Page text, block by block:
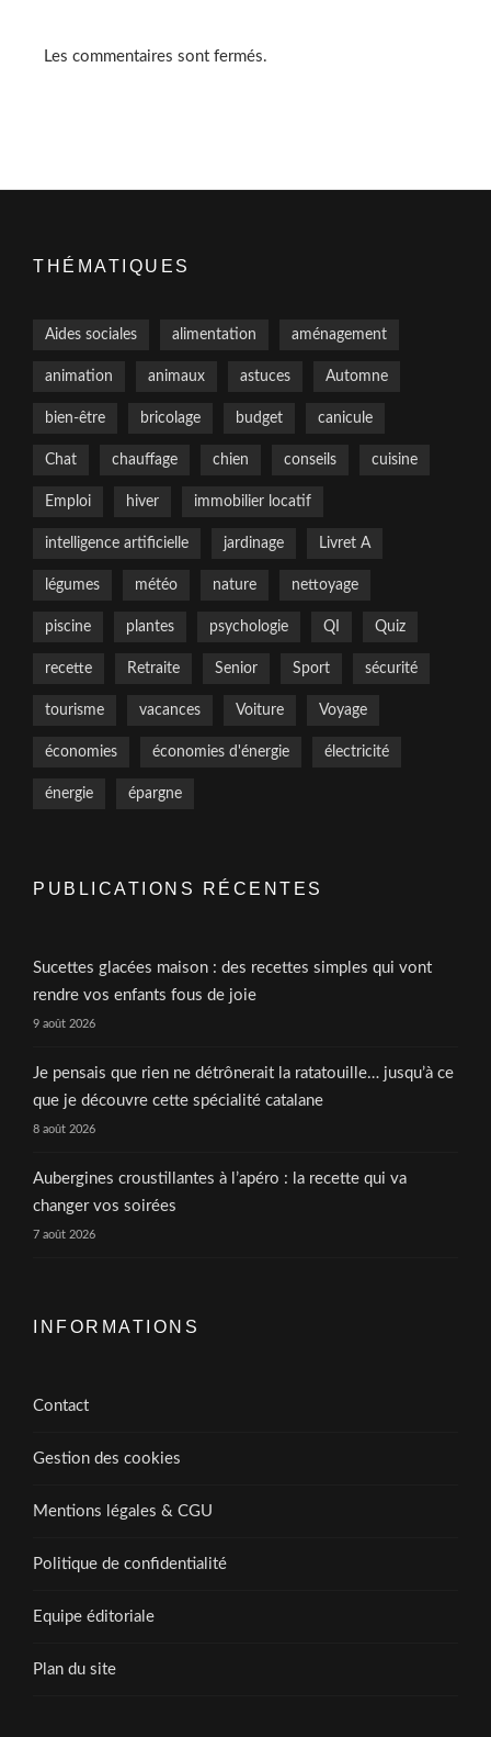
Les commentaires sont fermés.
THÉMATIQUES
Aides sociales alimentation aménagement
animation animaux astuces Automne
bien-être bricolage budget canicule
Chat chauffage chien conseils cuisine
Emploi hiver immobilier locatif
intelligence artificielle jardinage Livret A
légumes météo nature nettoyage
piscine plantes psychologie QI Quiz
recette Retraite Senior Sport sécurité
tourisme vacances Voiture Voyage
économies économies d'énergie électricité
énergie épargne
PUBLICATIONS RÉCENTES
Sucettes glacées maison : des recettes simples qui vont
rendre vos enfants fous de joie
9 août 2026
Je pensais que rien ne détrônerait la ratatouille… jusqu’à ce
que je découvre cette spécialité catalane
8 août 2026
Aubergines croustillantes à l’apéro : la recette qui va
changer vos soirées
7 août 2026
INFORMATIONS
Contact
Gestion des cookies
Mentions légales & CGU
Politique de confidentialité
Equipe éditoriale
Plan du site